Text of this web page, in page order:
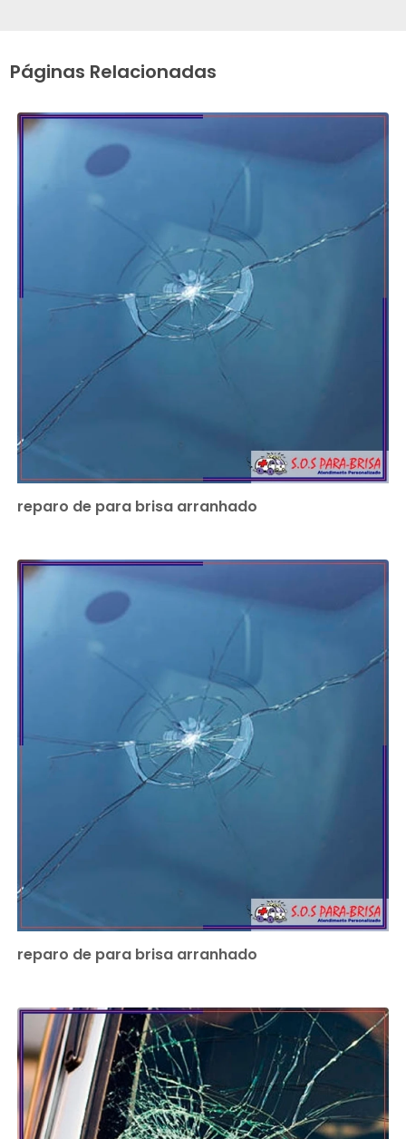
Páginas Relacionadas
reparo de para brisa arranhado
reparo de para brisa arranhado